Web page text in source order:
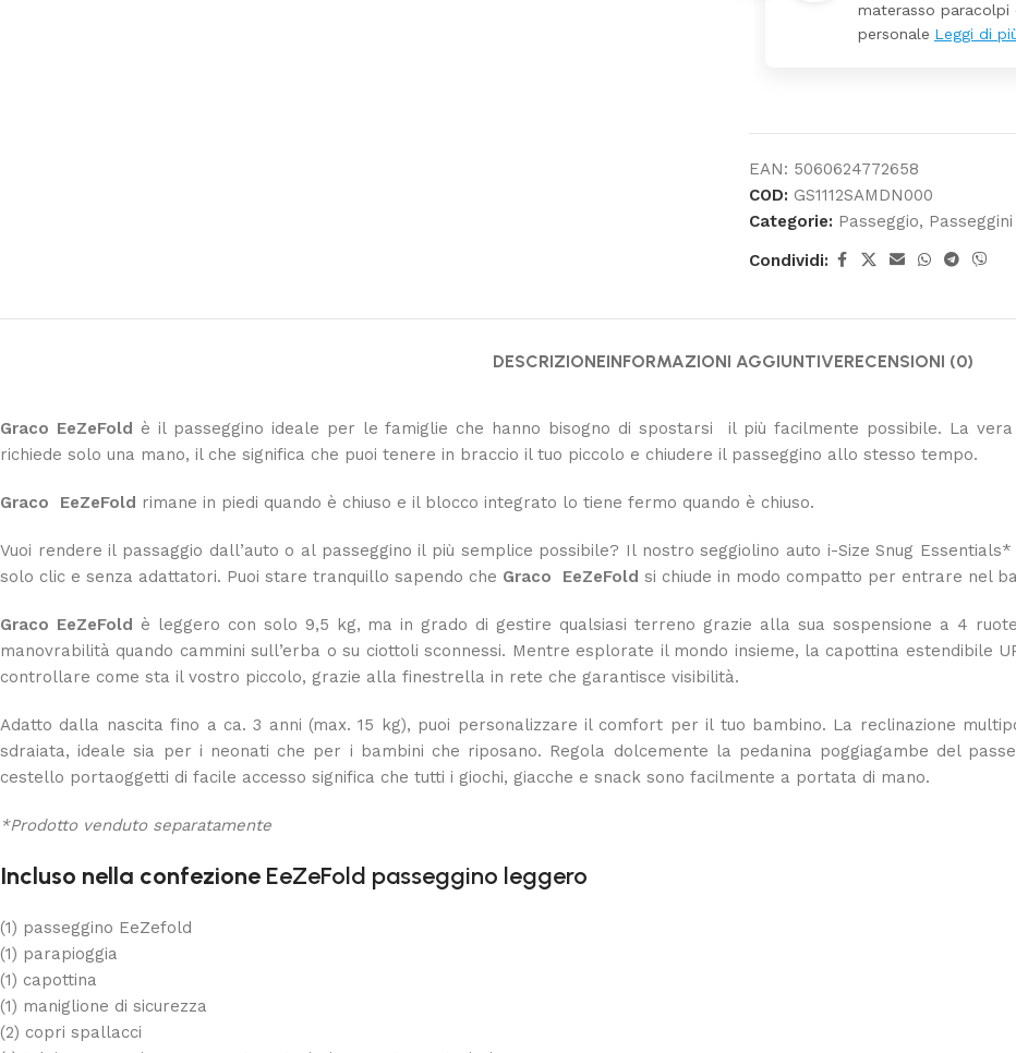
pochi giorni. Prezzo
EAN: 5060624772658
COD: GS1112SAMDN000
Categorie: Passeggio,
Condividi:
DESCRIZIONEINFORMAZIONI AGGIUNTIVERECENSIONI (0)
Graco EeZeFold è il passeggino ideale per le famiglie che hanno bisogno di spostarsi il più facilmente possibile. La
richiede solo una mano, il che significa che puoi tenere in braccio il tuo piccolo e chiudere il passeggino allo stesso tempo.
Graco EeZeFold rimane in piedi quando è chiuso e il blocco integrato lo tiene fermo quando è chiuso.
Vuoi rendere il passaggio dall’auto o al passeggino il più semplice possibile? Il nostro seggiolino auto i-Size Snug
solo clic e senza adattatori. Puoi stare tranquillo sapendo che Graco EeZeFold si chiude in modo compatto per entrare nel
Graco EeZeFold è leggero con solo 9,5 kg, ma in grado di gestire qualsiasi terreno grazie alla sua sospensione a 4
manovrabilità quando cammini sull’erba o su ciottoli sconnessi. Mentre esplorate il mondo insieme, la capottina estendibile
controllare come sta il vostro piccolo, grazie alla finestrella in rete che garantisce visibilità.
Adatto dalla nascita fino a ca. 3 anni (max. 15 kg), puoi personalizzare il comfort per il tuo bambino. La reclinazione
sdraiata, ideale sia per i neonati che per i bambini che riposano. Regola dolcemente la pedanina poggiagambe del
cestello portaoggetti di facile accesso significa che tutti i giochi, giacche e snack sono facilmente a portata di mano.
*Prodotto venduto separatamente
Incluso nella confezione EeZeFold passeggino leggero
(1) passeggino EeZefold
(1) parapioggia
(1) capottina
(1) maniglione di sicurezza
(2) copri spallacci